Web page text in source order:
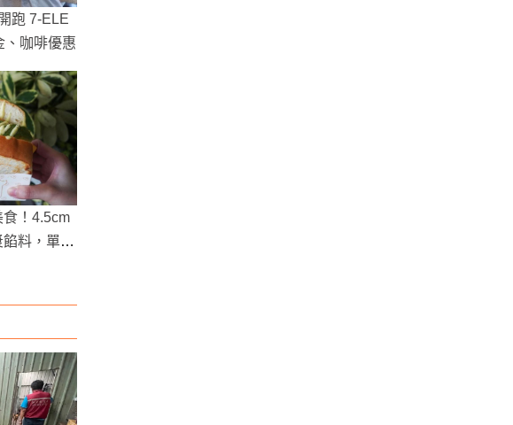
跑 7-ELE
、咖啡優惠
！4.5cm
餡料，單手